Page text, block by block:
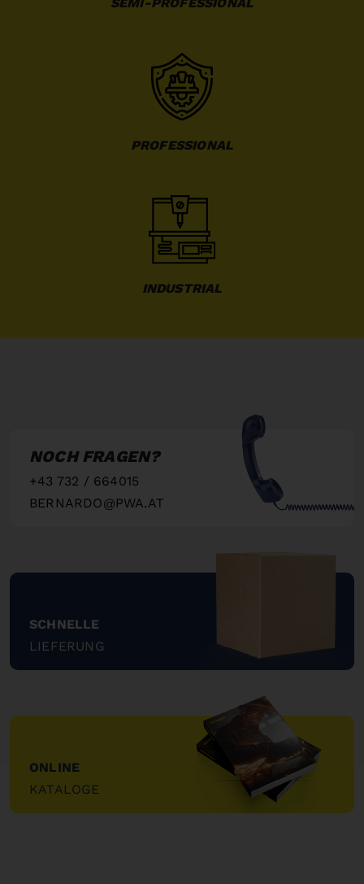
PROFESSIONAL
INDUSTRIAL
NOCH FRAGEN?
+43 732 / 664015
BERNARDO@PWA.AT
SCHNELLE
LIEFERUNG
"
ONLINE
KATALOGE
"